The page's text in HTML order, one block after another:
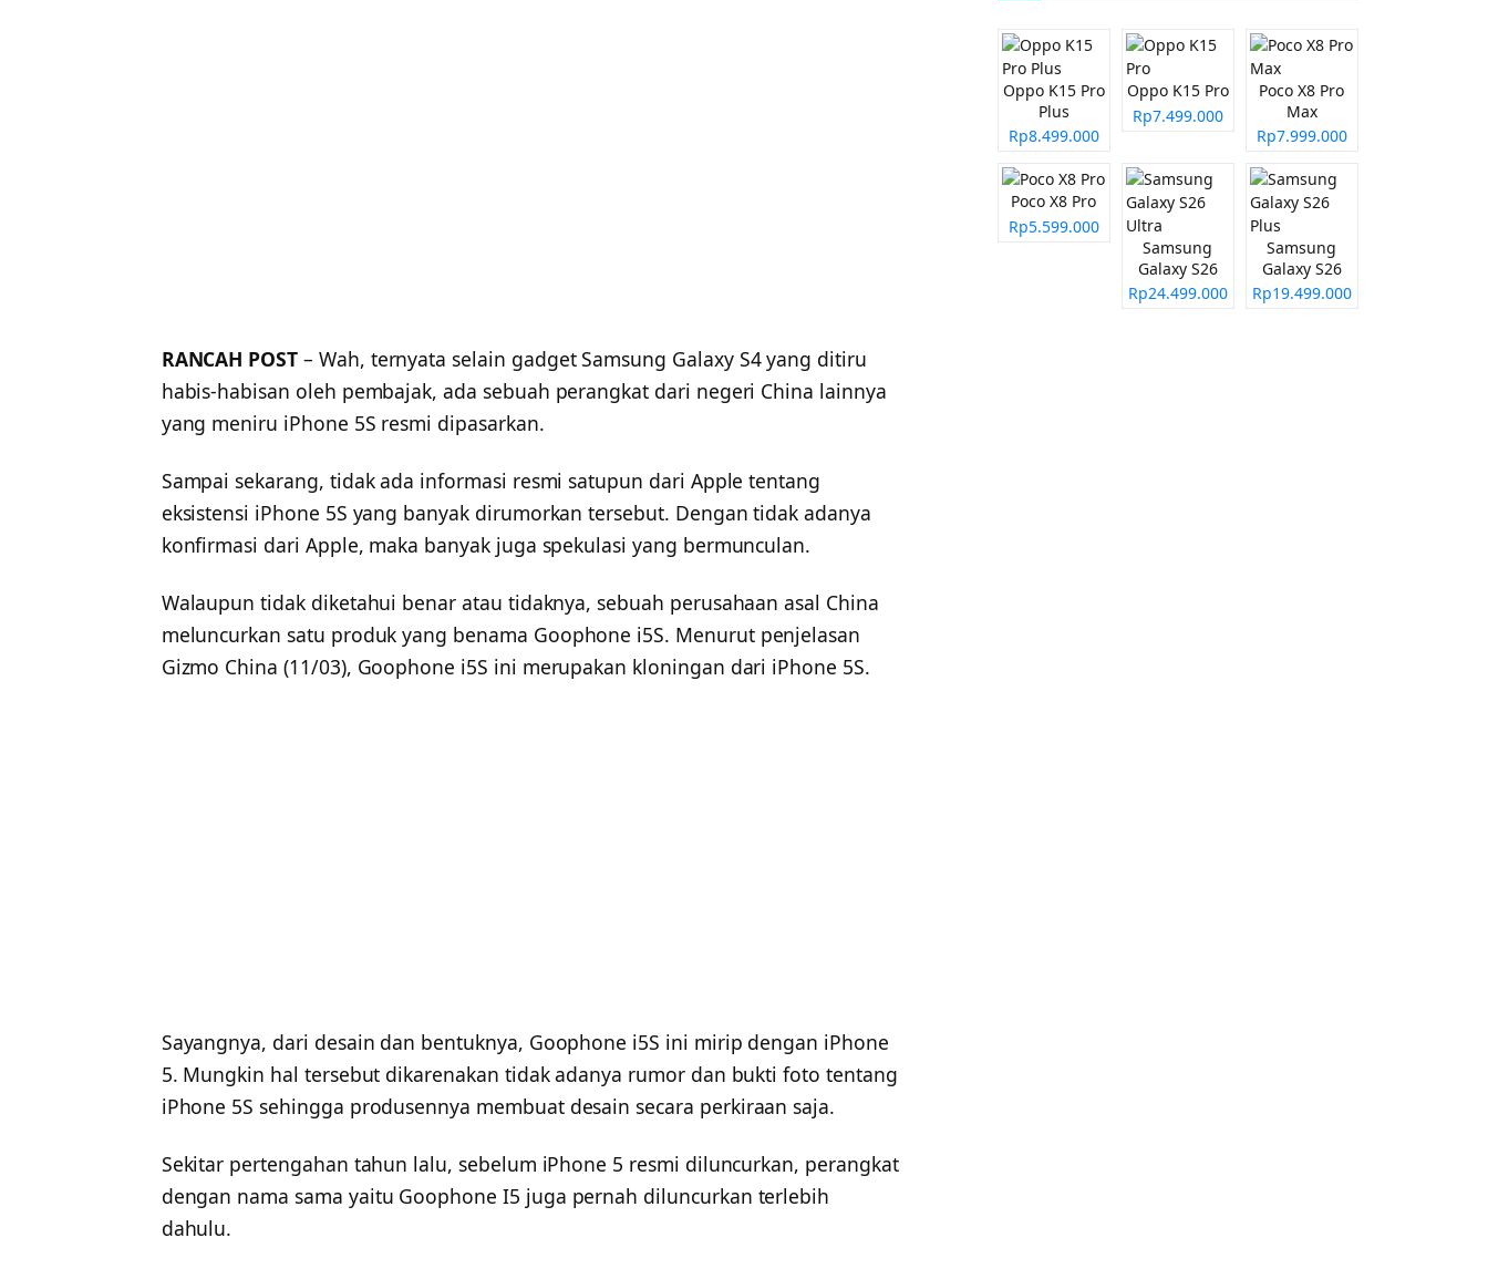
RANCAH POST – Wah, ternyata selain gadget Samsung Galaxy S4 yang ditiru
habis-habisan oleh pembajak, ada sebuah perangkat dari negeri China lainnya
yang meniru iPhone 5S resmi dipasarkan.
Sampai sekarang, tidak ada informasi resmi satupun dari Apple tentang
eksistensi iPhone 5S yang banyak dirumorkan tersebut. Dengan tidak adanya
konfirmasi dari Apple, maka banyak juga spekulasi yang bermunculan.
Walaupun tidak diketahui benar atau tidaknya, sebuah perusahaan asal China
meluncurkan satu produk yang benama Goophone i5S. Menurut penjelasan
Gizmo China (11/03), Goophone i5S ini merupakan kloningan dari iPhone 5S.
Sayangnya, dari desain dan bentuknya, Goophone i5S ini mirip dengan iPhone
5. Mungkin hal tersebut dikarenakan tidak adanya rumor dan bukti foto tentang
iPhone 5S sehingga produsennya membuat desain secara perkiraan saja.
Sekitar pertengahan tahun lalu, sebelum iPhone 5 resmi diluncurkan, perangkat
dengan nama sama yaitu Goophone I5 juga pernah diluncurkan terlebih
dahulu.
Oppo K15 Pro
Plus
Rp8.499.000
Oppo K15 Pro
Rp7.499.000
Poco X8 Pro
Max
Rp7.999.000
Poco X8 Pro
Rp5.599.000
Samsung
Galaxy S26
Ultra
Rp24.499.000
Samsung
Galaxy S26
Plus
Rp19.499.000